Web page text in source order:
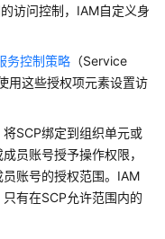
访问控制，IAM自定义身
务控制策略 （Service
用这些授权项元素设置访
SCP绑定到组织单元或
员账号授予操作权限，
账号的授权范围。IAM
有在SCP允许范围内的